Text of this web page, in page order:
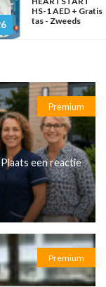
HS-1 AED + Gratis
tas - Zweeds
Premium
Plaats een reactie
Premium